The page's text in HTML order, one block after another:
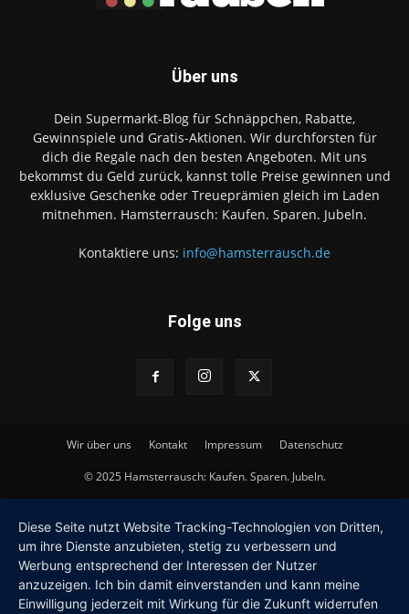
Über uns
Dein Supermarkt-Blog für Schnäppchen, Rabatte,
Gewinnspiele und Gratis-Aktionen. Wir durchforsten für
dich die Regale nach den besten Angeboten. Mit uns
bekommst du Geld zurück, kannst tolle Preise gewinnen und
exklusive Geschenke oder Treueprämien gleich im Laden
mitnehmen. Hamsterrausch: Kaufen. Sparen. Jubeln.
Kontaktiere uns: info@hamsterrausch.de
Folge uns
Wir über uns Kontakt Impressum Datenschutz
© 2025 Hamsterrausch: Kaufen. Sparen. Jubeln.
Diese Seite nutzt Website Tracking-Technologien von Dritten,
um ihre Dienste anzubieten, stetig zu verbessern und
Werbung entsprechend der Interessen der Nutzer
anzuzeigen. Ich bin damit einverstanden und kann meine
Einwilligung jederzeit mit Wirkung für die Zukunft widerrufen